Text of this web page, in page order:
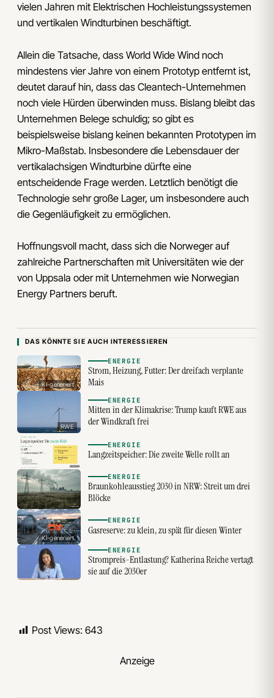
vielen Jahren mit Elektrischen Hochleistungssystemen
und vertikalen Windturbinen beschäftigt.
Allein die Tatsache, dass World Wide Wind noch
mindestens vier Jahre von einem Prototyp entfernt ist,
deutet darauf hin, dass das Cleantech-Unternehmen
noch viele Hürden überwinden muss. Bislang bleibt das
Unternehmen Belege schuldig; so gibt es
beispielsweise bislang keinen bekannten Prototypen im
Mikro-Maßstab. Insbesondere die Lebensdauer der
vertikalachsigen Windturbine dürfte eine
entscheidende Frage werden. Letztlich benötigt die
Technologie sehr große Lager, um insbesondere auch
die Gegenläufigkeit zu ermöglichen.
Hoffnungsvoll macht, dass sich die Norweger auf
zahlreiche Partnerschaften mit Universitäten wie der
von Uppsala oder mit Unternehmen wie Norwegian
Energy Partners beruft.
DAS KÖNNTE SIE AUCH INTERESSIEREN
KI-generiert
ENERGIE
Strom, Heizung, Futter: Der dreifach verplante
Mais
RWE
ENERGIE
Mitten in der Klimakrise: Trump kauft RWE aus
der Windkraft frei
ENERGIE
Langzeitspeicher: Die zweite Welle rollt an
ENERGIE
Braunkohleausstieg 2030 in NRW: Streit um drei
Blöcke
KI-generiert
ENERGIE
Gasreserve: zu klein, zu spät für diesen Winter
ENERGIE
Strompreis-Entlastung? Katherina Reiche vertagt
sie auf die 2030er
Post Views: 643
Anzeige